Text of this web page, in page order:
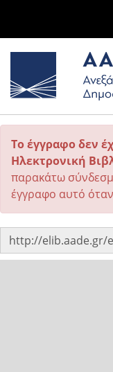
Το έγγραφο δεν
Ηλεκτρονική
παρακάτω
έγγραφο αυτό